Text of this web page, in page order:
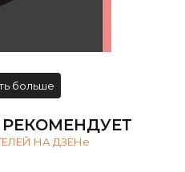
больше
НА ДЗЕНе